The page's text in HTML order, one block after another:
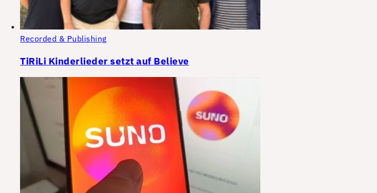
Recorded & Publishing
TiRiLi Kinderlieder setzt auf Believe